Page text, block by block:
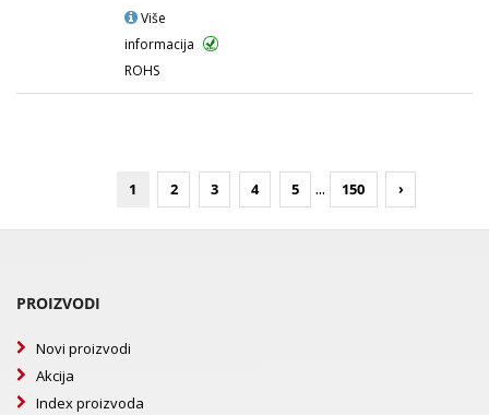
Više
informacija
ROHS
1 2 3 4 5 ... 150 ›
PROIZVODI
Novi proizvodi
Akcija
Index proizvoda